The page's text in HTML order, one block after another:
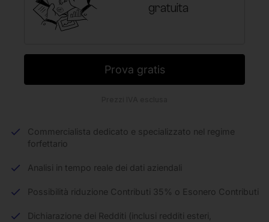
gratuita
Prova gratis
Commercialista dedicato e specializzato nel regime
forfettario
Analisi in tempo reale dei dati aziendali
Possibilità riduzione Contributi 35% o Esonero Contributi
Dichiarazione dei Redditi (inclusi redditi esteri,